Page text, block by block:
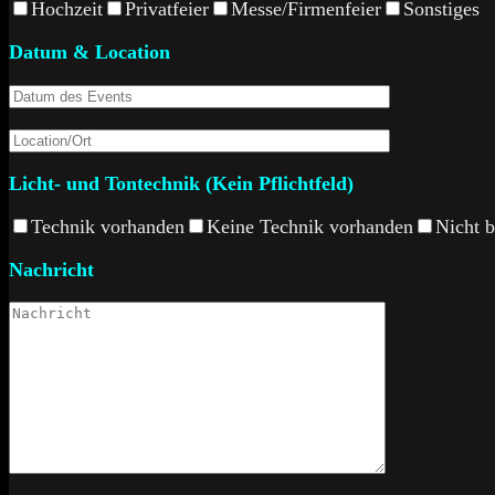
Hochzeit
Privatfeier Messe/Firmenfeier
Sonstiges
Datum & Location
Licht- und Tontechnik (Kein Pflichtfeld)
Technik vorhanden
Keine Technik vorhanden
Nicht
Nachricht